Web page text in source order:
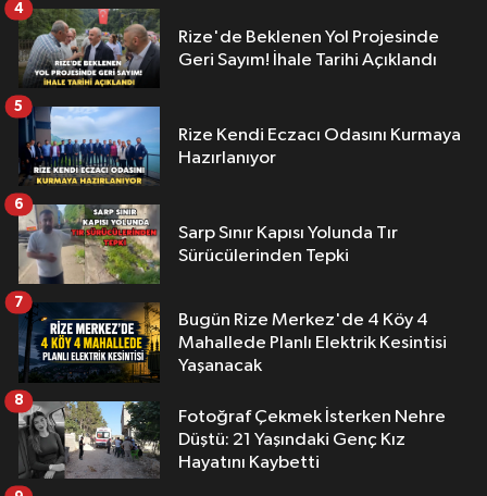
Rize'de Beklenen Yol Projesinde
Geri Sayım! İhale Tarihi Açıklandı
4
Rize Kendi Eczacı Odasını Kurmaya
Hazırlanıyor
5
Sarp Sınır Kapısı Yolunda Tır
Sürücülerinden Tepki
6
Bugün Rize Merkez'de 4 Köy 4
Mahallede Planlı Elektrik Kesintisi
Yaşanacak
7
Fotoğraf Çekmek İsterken Nehre
Düştü: 21 Yaşındaki Genç Kız
Hayatını Kaybetti
8